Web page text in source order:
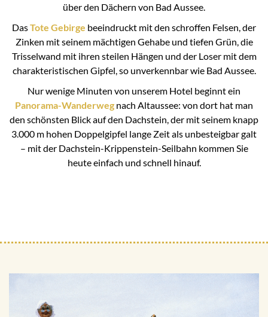
über den Dächern von Bad Aussee.
DasTote Gebirge beeindruckt mit den schroffen Felsen, der
Zinken mit seinem mächtigen Gehabe und tiefen Grün, die
Trisselwand mit ihren steilen Hängen und der Loser mit dem
charakteristischen Gipfel, so unverkennbar wie Bad Aussee.
Nur wenige Minuten von unserem Hotel beginnt ein
Panorama-Wanderweg nach Altaussee: von dort hat man
den schönsten Blick auf den Dachstein, der mit seinem knapp
3.000 m hohen Doppelgipfel lange Zeit als unbesteigbar galt
– mit der Dachstein-Krippenstein-Seilbahn kommen Sie
heute einfach und schnell hinauf.